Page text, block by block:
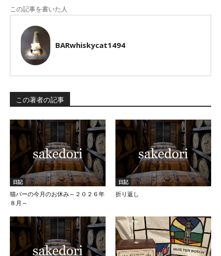
この記事を書いた人
BARwhiskycat1494
この著者の記事
日記
猫バーの今月のお休み～２０２６年
８月～
日記
折り返し